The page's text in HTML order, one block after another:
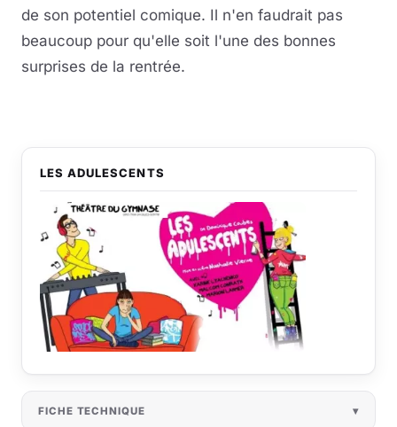
de son potentiel comique. Il n'en faudrait pas
beaucoup pour qu'elle soit l'une des bonnes
surprises de la rentrée.
LES ADULESCENTS
FICHE TECHNIQUE